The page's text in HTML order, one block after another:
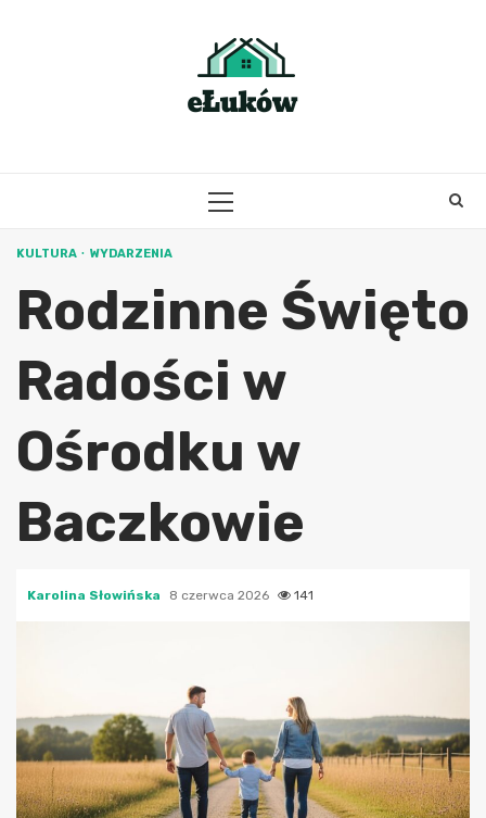
PRIMARY
KULTURA WYDARZENIA
Rodzinne Święto
Radości w
Ośrodku w
Baczkowie
Karolina Słowińska 8 czerwca 2026 141